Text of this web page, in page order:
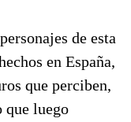
de esta
en España,
que perciben,
que luego